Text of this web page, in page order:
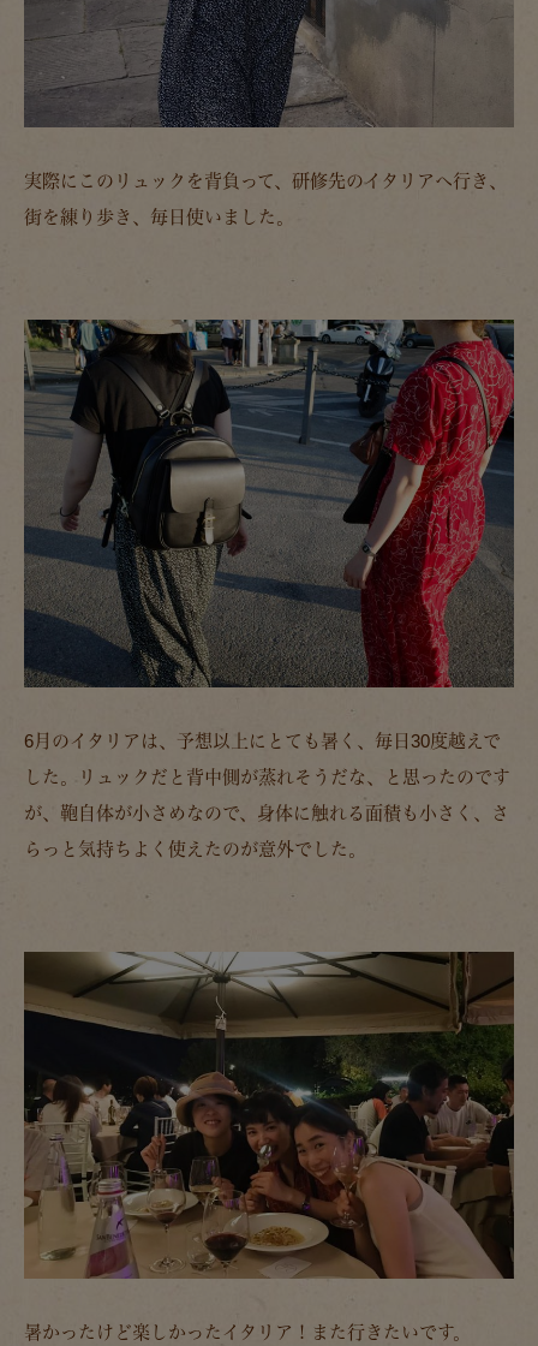
実際にこのリュックを背負って、研修先のイタリアへ行き、
街を練り歩き、毎日使いました。
6月のイタリアは、予想以上にとても暑く、毎日30度越えで
した。リュックだと背中側が蒸れそうだな、と思ったのです
が、鞄自体が小さめなので、身体に触れる面積も小さく、さ
らっと気持ちよく使えたのが意外でした。
暑かったけど楽しかったイタリア！また行きたいです。